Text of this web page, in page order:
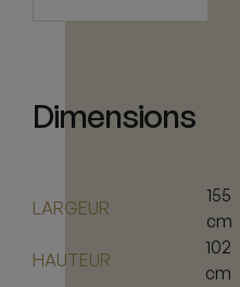
Dimensions
LARGEUR
155
cm
HAUTEUR
102
cm